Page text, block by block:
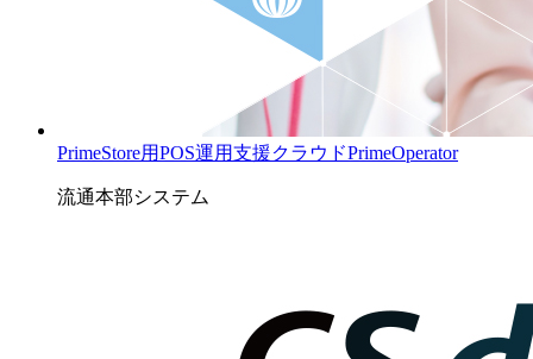
PrimeStore用POS運用支援クラウドPrimeOperator
流通本部システム